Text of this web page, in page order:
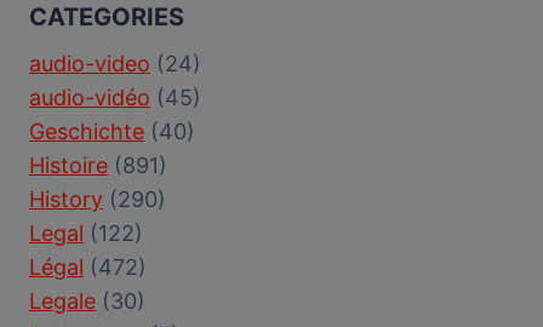
CATEGORIES
audio-video (24)
audio-vidéo (45)
Geschichte (40)
Histoire (891)
History (290)
Legal (122)
Légal (472)
Legale (30)